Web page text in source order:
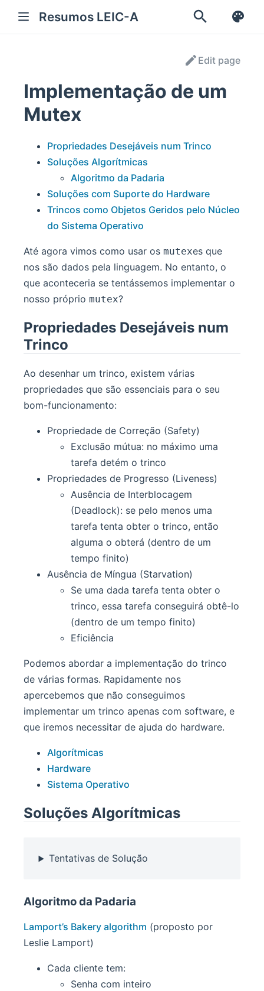
Resumos LEIC-A
Edit page
Implementação de um
Mutex
Propriedades Desejáveis num Trinco
Soluções Algorítmicas
Algoritmo da Padaria
Soluções com Suporte do Hardware
Trincos como Objetos Geridos pelo Núcleo
do Sistema Operativo
Até agora vimos como usar os mutexes que
nos são dados pela linguagem. No entanto, o
que aconteceria se tentássemos implementar o
nosso próprio mutex?
Propriedades Desejáveis num
Trinco
Ao desenhar um trinco, existem várias
propriedades que são essenciais para o seu
bom-funcionamento:
Propriedade de Correção (Safety)
Exclusão mútua: no máximo uma
tarefa detém o trinco
Propriedades de Progresso (Liveness)
Ausência de Interblocagem
(Deadlock): se pelo menos uma
tarefa tenta obter o trinco, então
alguma o obterá (dentro de um
tempo finito)
Ausência de Míngua (Starvation)
Se uma dada tarefa tenta obter o
trinco, essa tarefa conseguirá obtê-lo
(dentro de um tempo finito)
Eficiência
Podemos abordar a implementação do trinco
de várias formas. Rapidamente nos
apercebemos que não conseguimos
implementar um trinco apenas com software, e
que iremos necessitar de ajuda do hardware.
Algorítmicas
Hardware
Sistema Operativo
Soluções Algorítmicas
Tentativas de Solução
Algoritmo da Padaria
Lamport’s Bakery algorithm (proposto por
Leslie Lamport)
Cada cliente tem:
Senha com inteiro